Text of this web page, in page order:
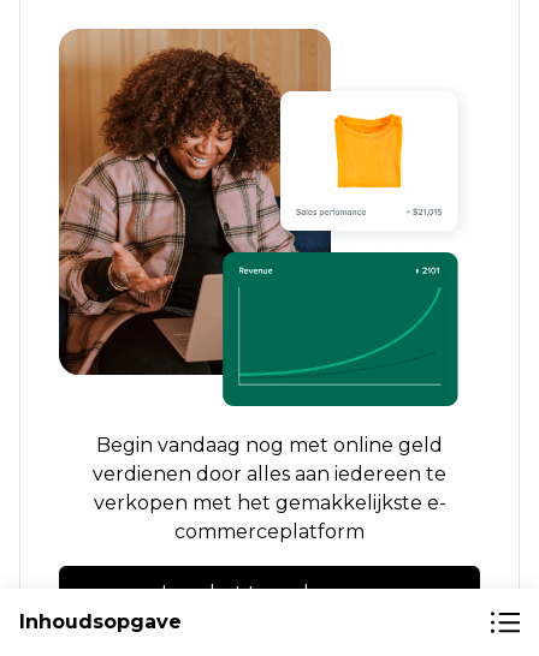
Begin vandaag nog met online geld
verdienen door alles aan iedereen te
verkopen met het gemakkelijkste e-
commerceplatform
Leer het team kennen
Inhoudsopgave